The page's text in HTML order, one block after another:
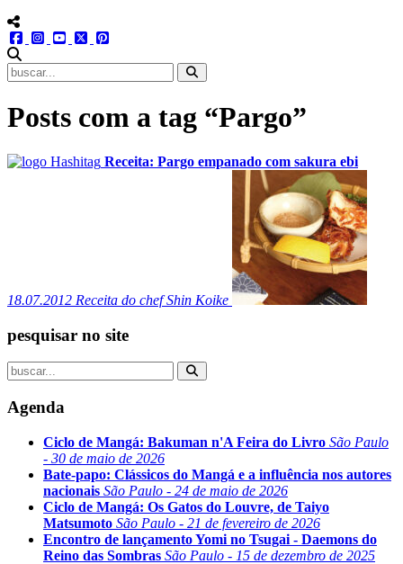
menu redes social
facebookinstagram
youtube
twitter
Posts com a tag “Pargo”
Receita: Pargo empanado com sakura ebi
18.07.2012 Receita do chef Shin Koike
pesquisar no site
Agenda
Ciclo de Mangá: Bakuman n'A Feira do Livro São Paulo
- 30 de maio de 2026
Bate-papo: Clássicos do Mangá e a influência nos autores
nacionais São Paulo - 24 de maio de 2026
Ciclo de Mangá: Os Gatos do Louvre, de Taiyo
Matsumoto São Paulo - 21 de fevereiro de 2026
Encontro de lançamento Yomi no Tsugai - Daemons do
Reino das Sombras São Paulo - 15 de dezembro de 2025